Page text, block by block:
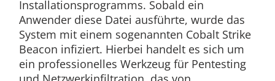
Installationsprogramms. Sobald ein
Anwender diese Datei ausführte, wurde das
System mit einem sogenannten Cobalt Strike
Beacon infiziert. Hierbei handelt es sich um
ein professionelles Werkzeug für Pentesting